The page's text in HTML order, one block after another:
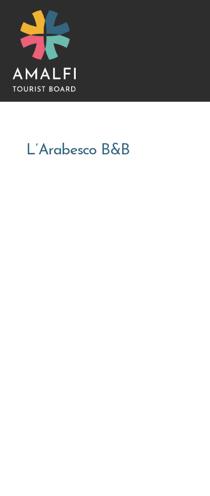
L’Arabesco B&B